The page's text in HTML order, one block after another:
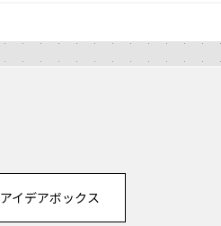
アイデアボックス